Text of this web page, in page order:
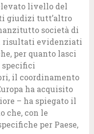
livello del
giudizi tutt’altro
società di
risultati evidenziati
per quanto lasci
specifici
il coordinamento
ha acquisito
– ha spiegato il
che, con le
per Paese,